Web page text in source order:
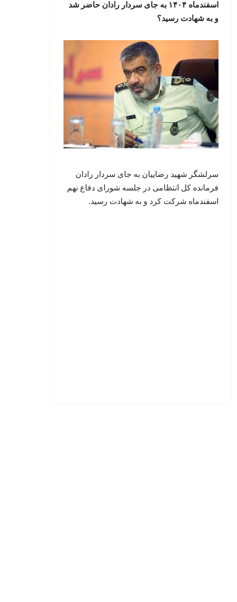
اسفندماه ۱۴۰۴ به جای سردار رادان حاضر شد
و به شهادت رسید؟
سرلشگر شهید رضاییان به جای سردار رادان
فرمانده کل انتظامی در جلسه شورای دفاع نهم
اسفندماه شرکت کرد و به شهادت رسید.